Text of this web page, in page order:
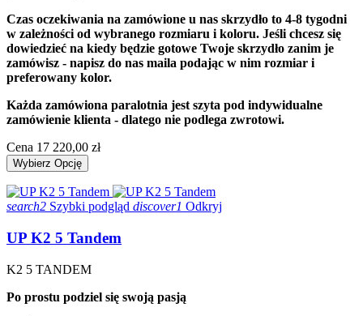
Czas oczekiwania na zamówione u nas skrzydło to 4-8 tygodni
w zależności od wybranego rozmiaru i koloru. Jeśli chcesz się
dowiedzieć na kiedy będzie gotowe Twoje skrzydło zanim je
zamówisz - napisz do nas maila podając w nim rozmiar i
preferowany kolor.
Każda zamówiona paralotnia jest szyta pod indywidualne
zamówienie klienta - dlatego nie podlega zwrotowi.
Cena 17 220,00 zł
Wybierz Opcję
search2 Szybki podgląd discover1 Odkryj
UP K2 5 Tandem
K2 5 TANDEM
Po prostu podziel się swoją pasją